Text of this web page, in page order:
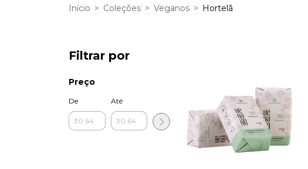
Início > Coleções > Veganos > Hortelã
Filtrar por
Preço
De Até